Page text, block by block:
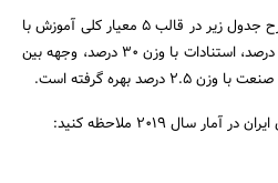
این رتبه بندی از ۱۳ شاخص به شرح جدول زیر در قالب ۵ معیار کلی آموزش با
وزن ۳۰ درصد، پژوهش با وزن ۳۰ درصد، استنادات با وزن ۳۰ درصد، وجهه بین